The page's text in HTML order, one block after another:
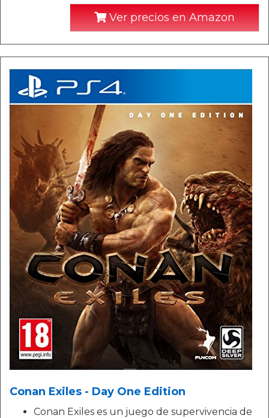
Ver precios en Amazon
Conan Exiles - Day One Edition
Conan Exiles es un juego de supervivencia de